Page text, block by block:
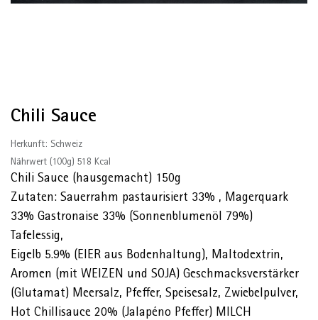
Chili Sauce
Herkunft: Schweiz
Nährwert (100g) 518 Kcal
Chili Sauce (hausgemacht) 150g
Zutaten: Sauerrahm pastaurisiert 33% , Magerquark
33% Gastronaise 33% (Sonnenblumenöl 79%)
Tafelessig,
Eigelb 5.9% (EIER aus Bodenhaltung), Maltodextrin,
Aromen (mit WEIZEN und SOJA) Geschmacksverstärker
(Glutamat) Meersalz, Pfeffer, Speisesalz, Zwiebelpulver,
Hot Chillisauce 20% (Jalapéno Pfeffer) MILCH